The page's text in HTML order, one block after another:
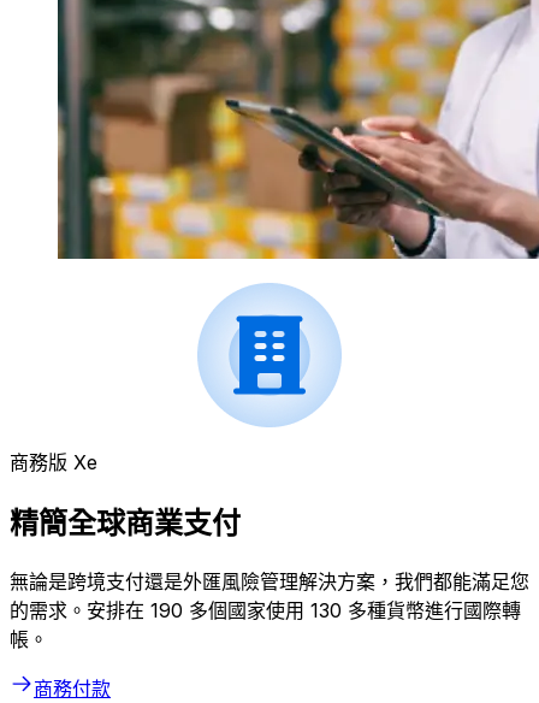
商務版 Xe
精簡全球商業支付
無論是跨境支付還是外匯風險管理解決方案，我們都能滿足您
的需求。安排在 190 多個國家使用 130 多種貨幣進行國際轉
帳。
商務付款